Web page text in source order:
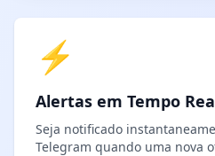
⚡
Alertas em Tempo
Seja notificado
Telegram quando uma nova